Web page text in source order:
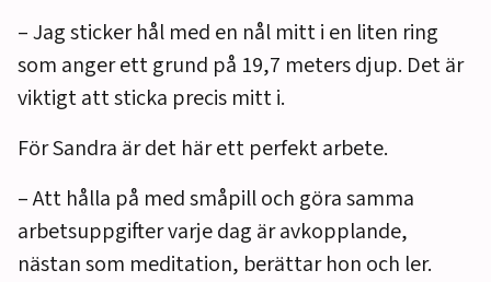
– Jag sticker hål med en nål mitt i en liten ring
som anger ett grund på 19,7 meters djup. Det är
viktigt att sticka precis mitt i.
För Sandra är det här ett perfekt arbete.
– Att hålla på med småpill och göra samma
arbetsuppgifter varje dag är avkopplande,
nästan som meditation, berättar hon och ler.